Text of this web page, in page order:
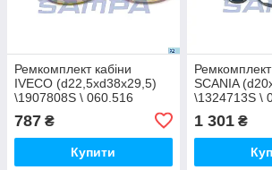
Ремкомплект кабіни
IVECO (d22,5xd38x29,5)
\1907808S \ 060.516
787 ₴
Купити
Ремкомплект
SCANIA
\1324713S \
1 301₴